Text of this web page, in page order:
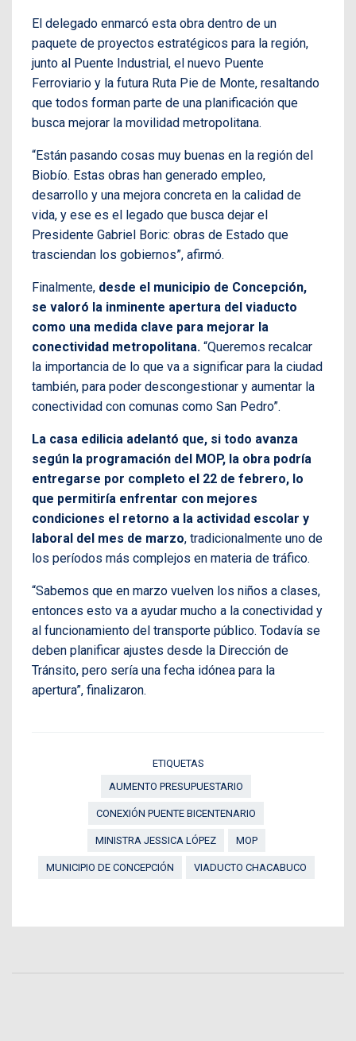
El delegado enmarcó esta obra dentro de un
paquete de proyectos estratégicos para la región,
junto al Puente Industrial, el nuevo Puente
Ferroviario y la futura Ruta Pie de Monte, resaltando
que todos forman parte de una planificación que
busca mejorar la movilidad metropolitana.
“Están pasando cosas muy buenas en la región del
Biobío. Estas obras han generado empleo,
desarrollo y una mejora concreta en la calidad de
vida, y ese es el legado que busca dejar el
Presidente Gabriel Boric: obras de Estado que
trasciendan los gobiernos”, afirmó.
Finalmente, desde el municipio de Concepción,
se valoró la inminente apertura del viaducto
como una medida clave para mejorar la
conectividad metropolitana. “Queremos recalcar
la importancia de lo que va a significar para la ciudad
también, para poder descongestionar y aumentar la
conectividad con comunas como San Pedro”.
La casa edilicia adelantó que, si todo avanza
según la programación del MOP, la obra podría
entregarse por completo el 22 de febrero, lo
que permitiría enfrentar con mejores
condiciones el retorno a la actividad escolar y
laboral del mes de marzo, tradicionalmente uno de
los períodos más complejos en materia de tráfico.
“Sabemos que en marzo vuelven los niños a clases,
entonces esto va a ayudar mucho a la conectividad y
al funcionamiento del transporte público. Todavía se
deben planificar ajustes desde la Dirección de
Tránsito, pero sería una fecha idónea para la
apertura”, finalizaron.
ETIQUETAS
AUMENTO PRESUPUESTARIO
CONEXIÓN PUENTE BICENTENARIO
MINISTRA JESSICA LÓPEZ MOP
MUNICIPIO DE CONCEPCIÓN VIADUCTO CHACABUCO